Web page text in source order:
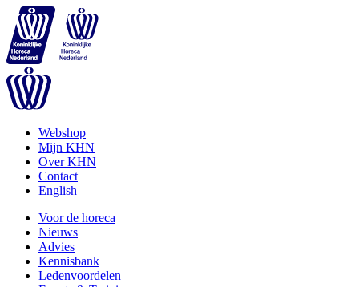
Webshop
Mijn KHN
Over KHN
Contact
English
Voor de horeca
Nieuws
Advies
Kennisbank
Ledenvoordelen